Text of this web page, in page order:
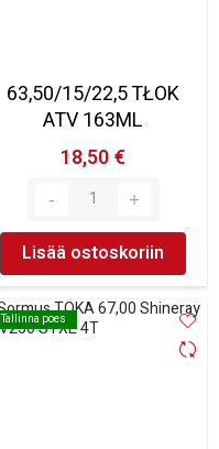
63,50/15/22,5 TŁOK
ATV 163ML
18,50 €
Lisää ostoskoriin
Tallinna poes
Tallinna poes